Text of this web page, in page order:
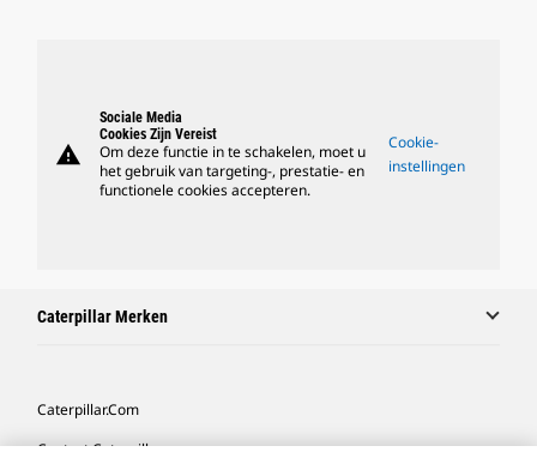
warning
Sociale Media
Cookies Zijn Vereist
Om deze functie in te schakelen, moet u
het gebruik van targeting-, prestatie- en
functionele cookies accepteren.
Cookie-
instellingen
Caterpillar Merken
Caterpillar.com
Contact Caterpillar